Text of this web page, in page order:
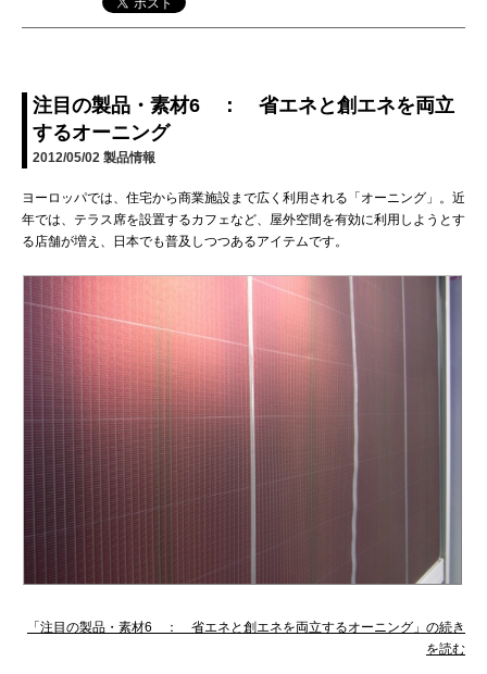
注目の製品・素材6 ： 省エネと創エネを両立
するオーニング
2012/05/02 製品情報
ヨーロッパでは、住宅から商業施設まで広く利用される「オーニング」。近
年では、テラス席を設置するカフェなど、屋外空間を有効に利用しようとす
る店舗が増え、日本でも普及しつつあるアイテムです。
「注目の製品・素材6 ： 省エネと創エネを両立するオーニング」の続き
を読む